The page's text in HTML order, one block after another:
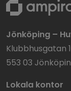
Jönköping –
Klubbhusgatan
553 03
Lokala kontor